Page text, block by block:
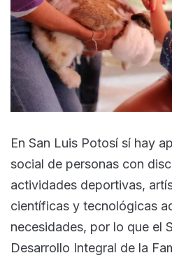
En San Luis Potosí sí hay
social de personas con
actividades deportivas,
científicas y tecnológicas
necesidades, por lo que el
Desarrollo Integral de la